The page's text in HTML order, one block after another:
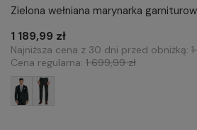
Zielona wełniana marynarka
1 189,99 zł
Najniższa cena z 30 dni przed obniżką:
Cena regularna: 1 699,99 zł